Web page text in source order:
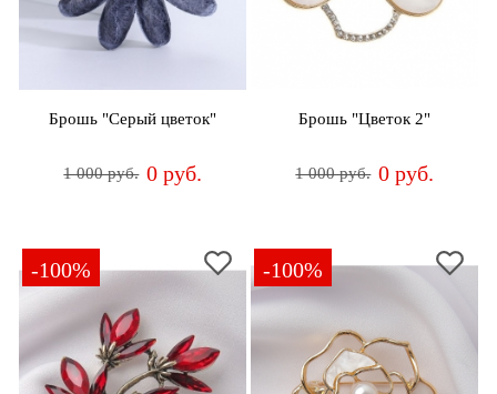
Брошь "Серый цветок"
1 000 руб. 0 руб.
Брошь "Цветок 2"
1 000 руб. 0 руб.
-100% -100%